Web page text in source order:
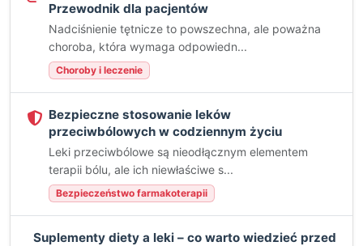
Przewodnik dla pacjentów
Nadciśnienie tętnicze to powszechna, ale poważna
choroba, która wymaga odpowiedn...
Choroby i leczenie
Bezpieczne stosowanie leków
przeciwbólowych w codziennym życiu
Leki przeciwbólowe są nieodłącznym elementem
terapii bólu, ale ich niewłaściwe s...
Bezpieczeństwo farmakoterapii
Suplementy diety a leki – co warto wiedzieć przed